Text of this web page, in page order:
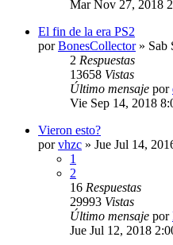
Mar Nov 27, 2018
El fin de la era PS2
porBonesCollector» Sab
2 Respuestas
13658 Vistas
Último mensaje por
Vie Sep 14, 2018
Vieron esto?
porvhzc » Jue Jul 14,
1
2
16 Respuestas
29993 Vistas
Último mensaje por
Jue Jul 12, 2018